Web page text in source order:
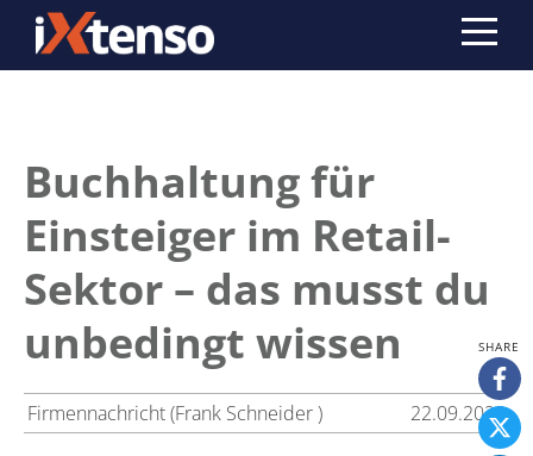
Buchhaltung für
Einsteiger im Retail-
Sektor – das musst du
unbedingt wissen
Firmennachricht (Frank Schneider ) 22.09.2023